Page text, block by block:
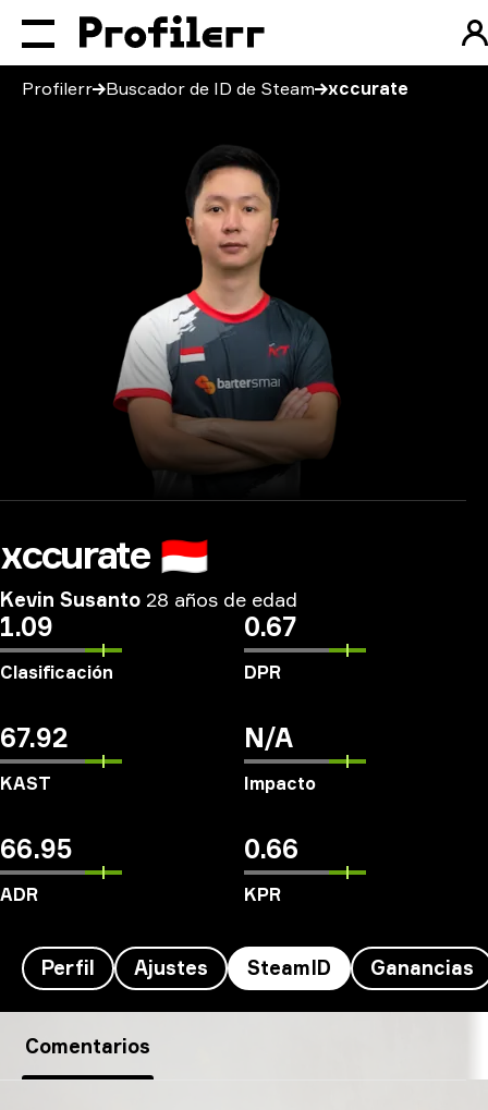
Profilerr Buscador de ID de Steam xccurate
xccurate 🇮🇩
Kevin Susanto 28 años de edad
1.09
Clasificación
0.67
DPR
67.92
KAST
N/A
Impacto
66.95
ADR
0.66
KPR
Perfil Ajustes SteamID Ganancias
Comentarios